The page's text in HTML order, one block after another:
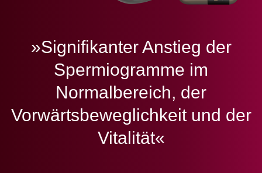
»Signifikanter Anstieg der
Spermiogramme im
Normalbereich, der
Vorwärtsbeweglichkeit und der
Vitalität«